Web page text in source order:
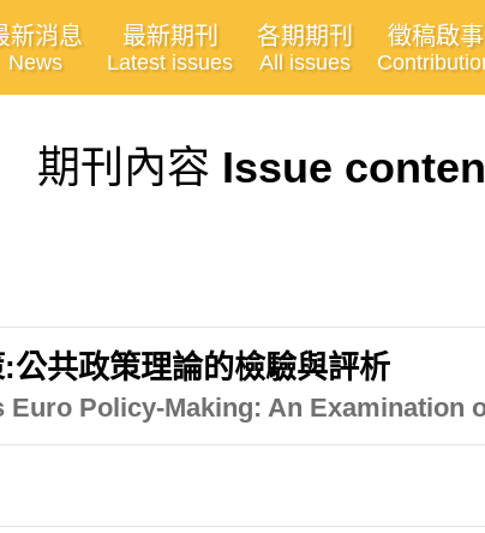
新消息
News
最新期刊
Latest issues
各期期刊
All issues
徵稿啟事
期刊內容 Issue
共政策理論的檢驗與評析
Policy-Making: An Examination